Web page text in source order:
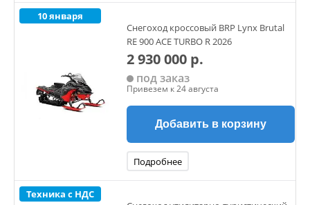
10 января
Снегоход кроссовый BRP Lynx Brutal
RE 900 ACE TURBO R 2026
2 930 000 р.
под заказ
Привезем к 24 августа
Добавить в корзину
Подробнее
Техника с НДС